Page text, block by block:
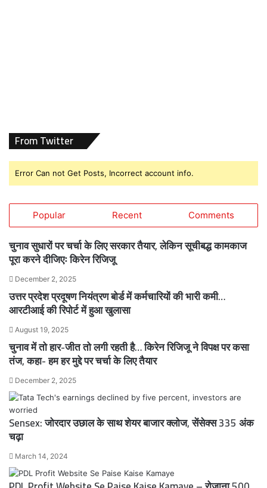
From Twitter
Error Can not Get Posts, Incorrect account info.
Popular Recent Comments
चुनाव सुधारों पर चर्चा के लिए सरकार तैयार, लेकिन सूचीबद्ध कामकाज
पूरा करने दीजिएः किरेन रिजिजू
December 2, 2025
उत्तर प्रदेश प्रदूषण नियंत्रण बोर्ड में कर्मचारियों की भारी कमी…
आरटीआई की रिपोर्ट में हुआ खुलासा
August 19, 2025
चुनाव में तो हार-जीत तो लगी रहती है… किरेन रिजिजू ने विपक्ष पर कसा
तंज, कहा- हम हर मुद्दे पर चर्चा के लिए तैयार
December 2, 2025
Sensex: जोरदार उछाल के साथ शेयर बाजार क्लोज, सेंसेक्स 335 अंक
चढ़ा
March 14, 2024